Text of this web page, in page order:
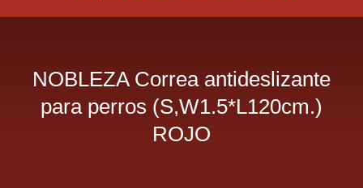
NOBLEZA Correa antideslizante
para perros (S,W1.5*L120cm.)
ROJO